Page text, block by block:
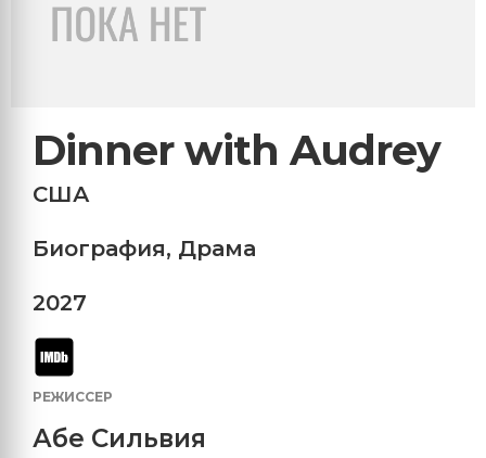
Dinner with Audrey
США
Биография, Драма
2027
РЕЖИССЕР
Абе Сильвия